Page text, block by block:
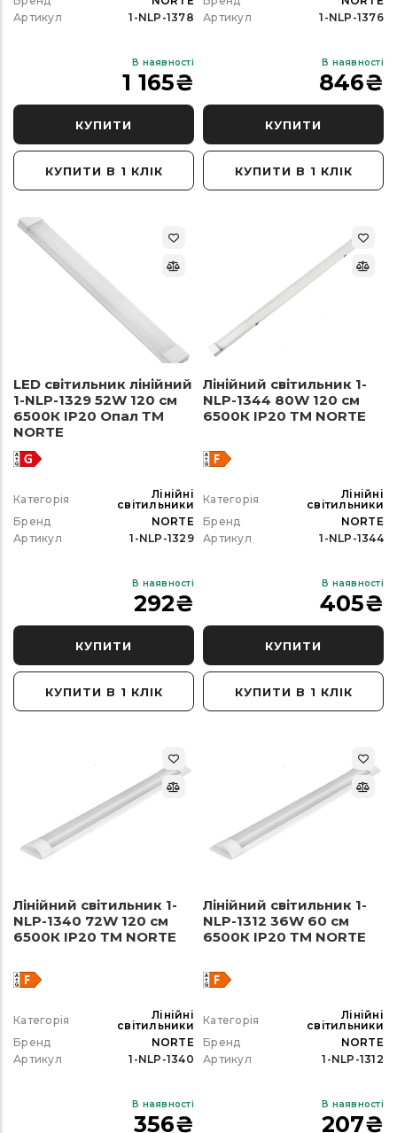
Артикул
1-NLP-1378
В наявності
1 165₴
КУПИТИ
КУПИТИ В 1 КЛІК
Артикул
1-NLP-1376
В наявності
846₴
КУПИТИ
КУПИТИ В 1 КЛІК
LED світильник лінійний
1-NLP-1329 52W 120 см
6500К ІР20 Опал ТМ
NORTE
Категорія
Лінійні
світильники
Бренд
NORTE
Артикул
1-NLP-1329
В наявності
292₴
КУПИТИ
КУПИТИ В 1 КЛІК
Лінійний світильник 1-
NLP-1344 80W 120 см
6500К ІР20 ТМ NORTE
Категорія
Лінійні
світильники
Бренд
NORTE
Артикул
1-NLP-1344
В наявності
405₴
КУПИТИ
КУПИТИ В 1 КЛІК
Лінійний світильник 1-
NLP-1340 72W 120 см
6500К ІР20 ТМ NORTE
Категорія
Лінійні
світильники
Бренд
NORTE
Артикул
1-NLP-1340
В наявності
356₴
Лінійний світильник 1-
NLP-1312 36W 60 см
6500К ІР20 ТМ NORTE
Категорія
Лінійні
світильники
Бренд
NORTE
Артикул
1-NLP-1312
В наявності
207₴